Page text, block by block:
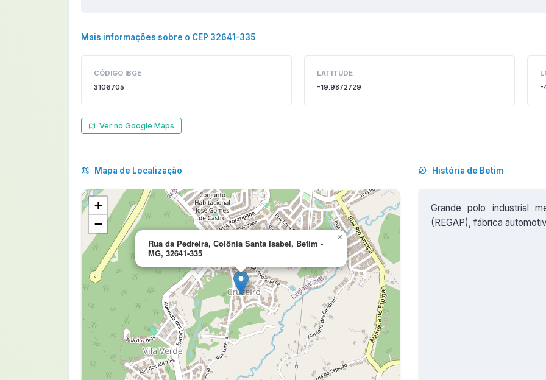
Mais informações sobre o CEP 32641-335
CÓDIGO IBGE
3106705
LATITUDE
-19.9872729
-
Ver no Google Maps
Mapa de Localização
Rua da Pedreira, Colônia Santa Isabel, Betim -
MG, 32641-335
×
+
−
História de Betim
Grande polo industrial
(REGAP), fábrica